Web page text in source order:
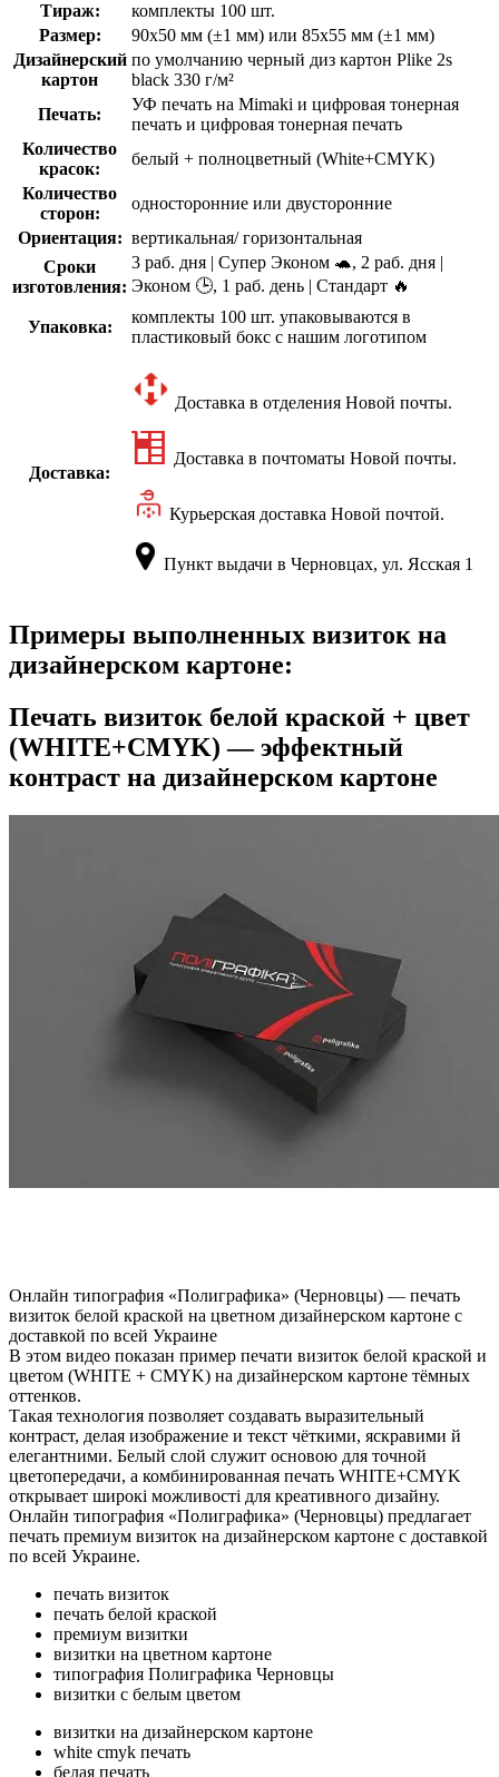
Тираж:
комплекты 100 шт.
Размер:
90х50 мм (±1 мм) или 85х55 мм (±1 мм)
Дизайнерский
картон
по умолчанию черный диз картон Plike 2s
black 330 г/м²
Печать:
УФ печать на Mimaki и цифровая тонерная
печать и цифровая тонерная печать
Количество
красок:
белый + полноцветный (White+CMYK)
Количество
сторон:
односторонние или двусторонние
Ориентация: вертикальная/ горизонтальная
Сроки
изготовления:
3 раб. дня | Супер Эконом 🐢, 2 раб. дня |
Эконом 🕒, 1 раб. день | Стандарт 🔥
Упаковка:
комплекты 100 шт. упаковываются в
пластиковый бокс с нашим логотипом
Доставка:
Доставка в отделения Новой почты.
Доставка в почтоматы Новой почты.
Курьерская доставка Новой почтой.
Пункт выдачи в Черновцах, ул. Ясская 1
Примеры выполненных визиток на
дизайнерском картоне:
Печать визиток белой краской + цвет
(WHITE+CMYK) — эффектный
контраст на дизайнерском картоне
Онлайн типография «Полиграфика» (Черновцы) — печать
визиток белой краской на цветном дизайнерском картоне с
доставкой по всей Украине
В этом видео показан пример печати визиток белой краской и
цветом (WHITE + CMYK) на дизайнерском картоне тёмных
оттенков.
Такая технология позволяет создавать выразительный
контраст, делая изображение и текст чёткими, яскравими й
елегантними. Белый слой служит основою для точной
цветопередачи, а комбинированная печать WHITE+CMYK
открывает широкі можливості для креативного дизайну.
Онлайн типография «Полиграфика» (Черновцы) предлагает
печать премиум визиток на дизайнерском картоне с доставкой
по всей Украине.
печать визиток
печать белой краской
премиум визитки
визитки на цветном картоне
типография Полиграфика Черновцы
визитки с белым цветом
визитки на дизайнерском картоне
white cmyk печать
белая печать